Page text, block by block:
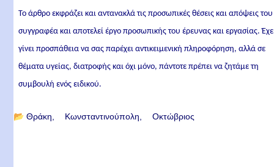
Το άρθρο εκφράζει και αντανακλά τις προσωπικές θέσεις και απόψεις του
συγγραφέα και αποτελεί έργο προσωπικής του έρευνας και εργασίας.
γίνει προσπάθεια να σας παρέχει αντικειμενική πληροφόρηση, αλλά σε
θέματα υγείας, διατροφής και όχι μόνο, πάντοτε πρέπει να ζητάμε τη
συμβουλή ενός ειδικού.
📂 Θράκη Κωνσταντινούπολη Οκτώβριος